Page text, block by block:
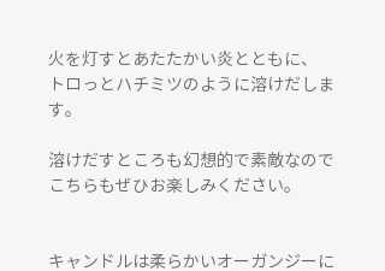
火を灯すとあたたかい炎とともに、
トロっとハチミツのように溶けだしま
す。
溶けだすところも幻想的で素敵なので
こちらもぜひお楽しみください。
キャンドルは柔らかいオーガンジーに